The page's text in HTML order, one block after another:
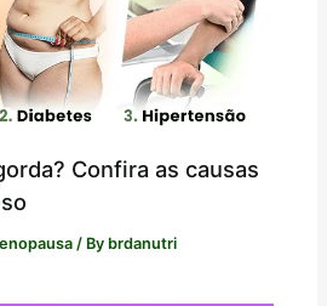
Confira as causas
/ By brdanutri